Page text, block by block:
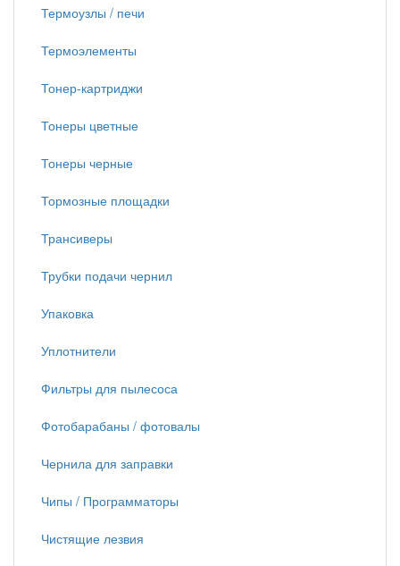
Термоузлы / печи
Термоэлементы
Тонер-картриджи
Тонеры цветные
Тонеры черные
Тормозные площадки
Трансиверы
Трубки подачи чернил
Упаковка
Уплотнители
Фильтры для пылесоса
Фотобарабаны / фотовалы
Чернила для заправки
Чипы / Программаторы
Чистящие лезвия